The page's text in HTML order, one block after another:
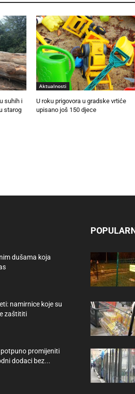
suhih i
starog
Aktualnosti
U roku prigovora u gradske vrtiće
upisano još 150 djece
dušama koja
namirnice koje su
zaštititi
promijeniti
dodaci bez...